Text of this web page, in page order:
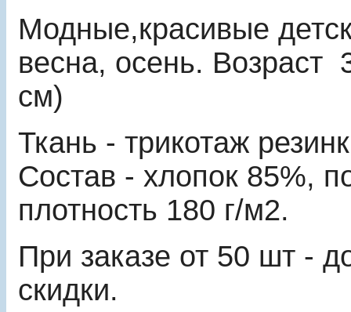
Модные,красивые
весна, осень. Возраст
см)
Ткань - трикотаж
Состав - хлопок 85%,
плотность 180 г/м2.
При заказе от 50 шт -
скидки.